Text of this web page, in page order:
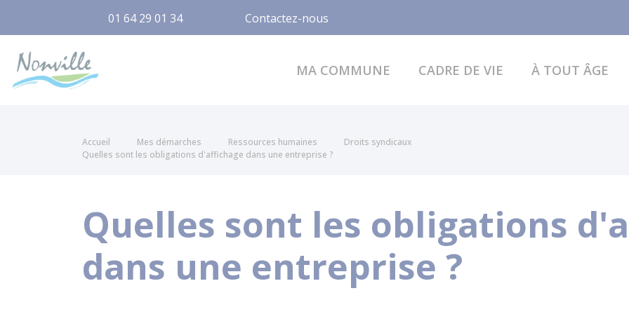
01 64 29 01 34 Contactez-nous
MA COMMUNE CADRE DE VIE À TOUT ÂGE
Accueil Mes démarches Ressources humaines
Droits syndicaux
Quelles sont les obligations d'affichage dans une entreprise ?
Quelles sont les obligations
dans une entreprise ?